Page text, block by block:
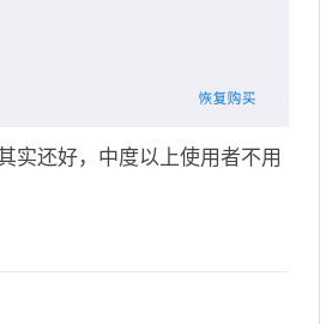
实还好，中度以上使用者不用